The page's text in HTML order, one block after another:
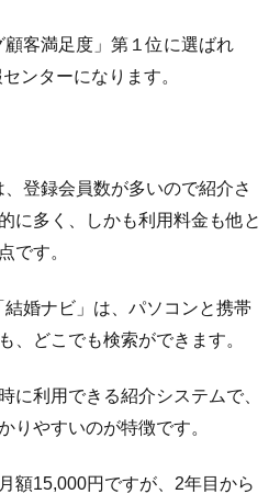
客満足度」第１位に選ばれ
ンターになります。
登録会員数が多いので紹介さ
に多く、しかも利用料金も他と
です。
婚ナビ」は、パソコンと携帯
、どこでも検索ができます。
に利用できる紹介システムで、
りやすいのが特徴です。
額15,000円ですが、2年目から